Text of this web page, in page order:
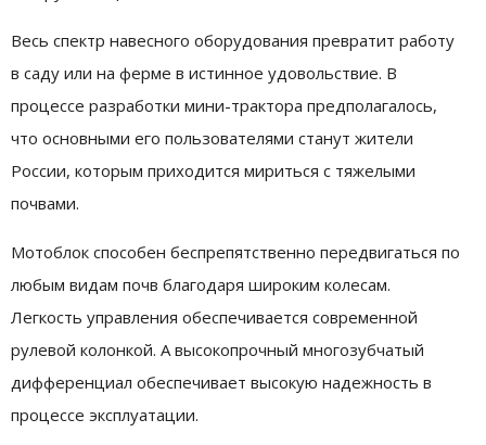
Весь спектр навесного оборудования превратит работу
в саду или на ферме в истинное удовольствие. В
процессе разработки мини-трактора предполагалось,
что основными его пользователями станут жители
России, которым приходится мириться с тяжелыми
почвами.
Мотоблок способен беспрепятственно передвигаться по
любым видам почв благодаря широким колесам.
Легкость управления обеспечивается современной
рулевой колонкой. А высокопрочный многозубчатый
дифференциал обеспечивает высокую надежность в
процессе эксплуатации.